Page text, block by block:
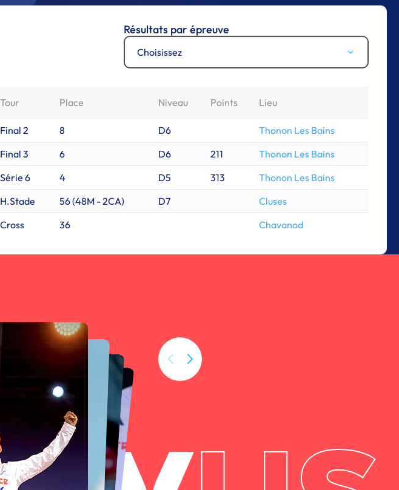
Résultats par épreuve
Choisissez
Tour Place Niveau Points Lieu
Final 2 8 D6
Thonon Les Bains
Final 3 6 D6 211
Thonon Les Bains
Série 6 4 D5 313
Thonon Les Bains
H.Stade 56 (48M -2CA) D7
Cluses
Cross 36 Chavanod